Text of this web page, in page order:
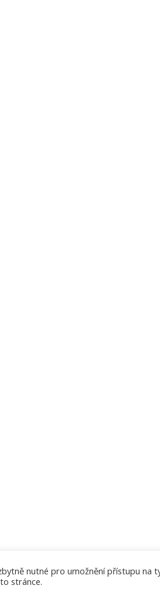
nutné pro umožnění přístupu na
stránce.